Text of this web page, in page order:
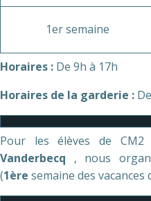
1er semaine
Horaires : De 9h à 17h
Horaires de la garderie :
Pour les élèves de CM2
Vanderbecq , nous
(1ère semaine des vacances